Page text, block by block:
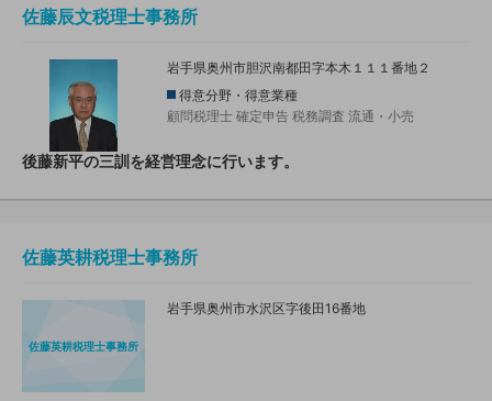
佐藤辰文税理士事務所
岩手県奥州市胆沢南都田字本木１１１番地２
得意分野・得意業種
顧問税理士 確定申告 税務調査 流通・小売
後藤新平の三訓を経営理念に行います。
佐藤英耕税理士事務所
佐藤英耕税理士事務所
岩手県奥州市水沢区字後田16番地